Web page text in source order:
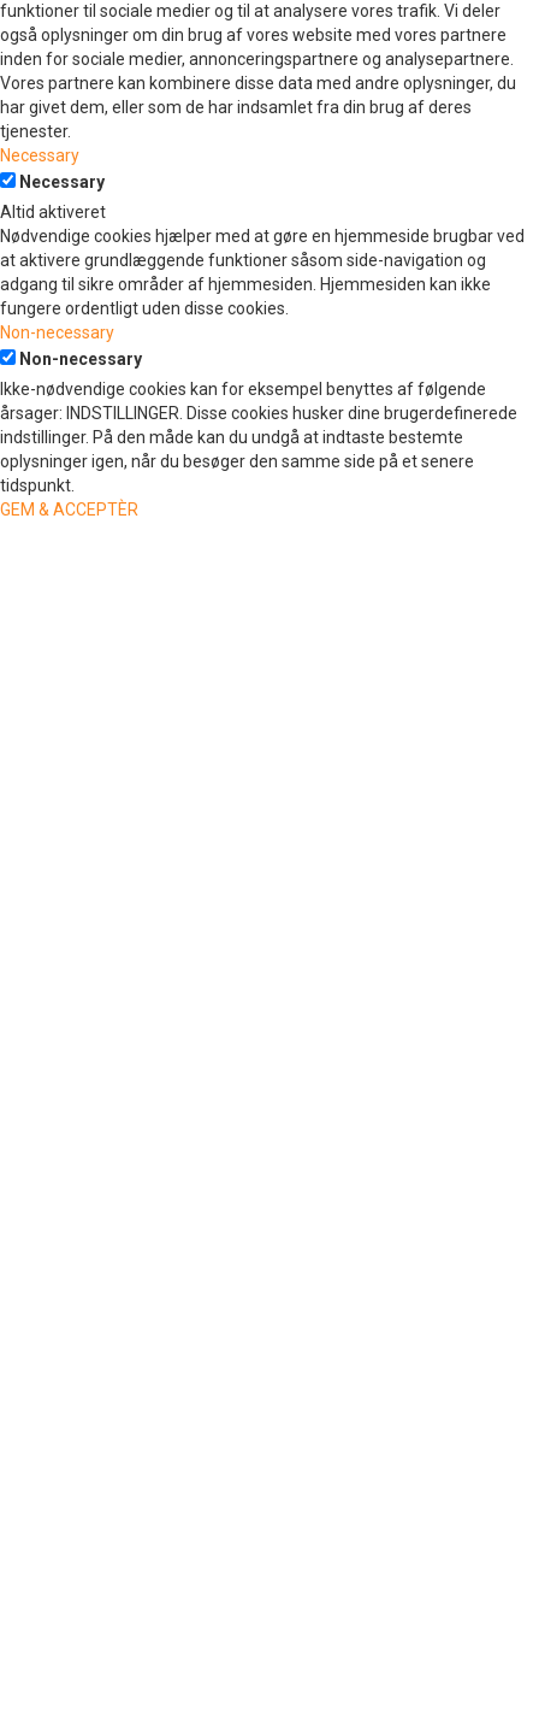
funktioner til sociale medier og til at analysere vores trafik. Vi deler
også oplysninger om din brug af vores website med vores partnere
inden for sociale medier, annonceringspartnere og analysepartnere.
Vores partnere kan kombinere disse data med andre oplysninger, du
har givet dem, eller som de har indsamlet fra din brug af deres
tjenester.
Necessary
Necessary
Altid aktiveret
Nødvendige cookies hjælper med at gøre en hjemmeside brugbar ved
at aktivere grundlæggende funktioner såsom side-navigation og
adgang til sikre områder af hjemmesiden. Hjemmesiden kan ikke
fungere ordentligt uden disse cookies.
Non-necessary
Non-necessary
Ikke-nødvendige cookies kan for eksempel benyttes af følgende
årsager: INDSTILLINGER. Disse cookies husker dine brugerdefinerede
indstillinger. På den måde kan du undgå at indtaste bestemte
oplysninger igen, når du besøger den samme side på et senere
tidspunkt.
GEM & ACCEPTÈR